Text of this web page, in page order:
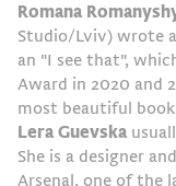
Romana
Studio/Lviv) wrote
an "I see that",
Award in 2020 and
most beautiful
Lera Guevska
She is a designer
Arsenal, one of the